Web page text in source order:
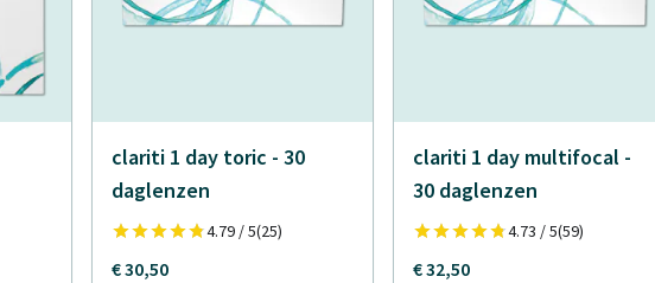
clariti 1 day toric - 30
daglenzen
4.79 / 5(25)
€ 30,50
clariti 1 day multifocal -
30 daglenzen
4.73 / 5(59)
€ 32,50